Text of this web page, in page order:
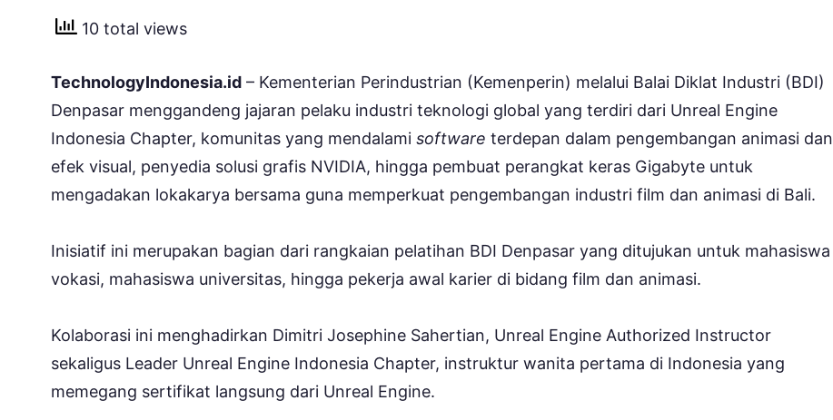
10 total views
TechnologyIndonesia.id – Kementerian Perindustrian (Kemenperin) melalui Balai Diklat Industri (BDI)
Denpasar menggandeng jajaran pelaku industri teknologi global yang terdiri dari Unreal Engine
Indonesia Chapter, komunitas yang mendalami software terdepan dalam pengembangan animasi dan
efek visual, penyedia solusi grafis NVIDIA, hingga pembuat perangkat keras Gigabyte untuk
mengadakan lokakarya bersama guna memperkuat pengembangan industri film dan animasi di Bali.
Inisiatif ini merupakan bagian dari rangkaian pelatihan BDI Denpasar yang ditujukan untuk mahasiswa
vokasi, mahasiswa universitas, hingga pekerja awal karier di bidang film dan animasi.
Kolaborasi ini menghadirkan Dimitri Josephine Sahertian, Unreal Engine Authorized Instructor
sekaligus Leader Unreal Engine Indonesia Chapter, instruktur wanita pertama di Indonesia yang
memegang sertifikat langsung dari Unreal Engine.